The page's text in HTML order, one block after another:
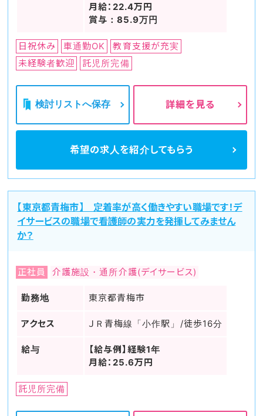
月給：22.4万円
賞与：85.9万円
日祝休み 車通勤OK
教育支援が充実
未経験者歓迎
託児所完備
検討リストへ保存 詳細を見る
希望の求人を紹介してもらう
【東京都青梅市】 定着率が高く働きやすい職場です！デ
イサービスの職場で看護師の実力を発揮してみません
か？
正社員 介護施設・通所介護(デイサービス)
勤務地 東京都青梅市
アクセス ＪＲ青梅線「小作駅」/徒歩16分
給与
【給与例】経験1年
月給：25.6万円
託児所完備